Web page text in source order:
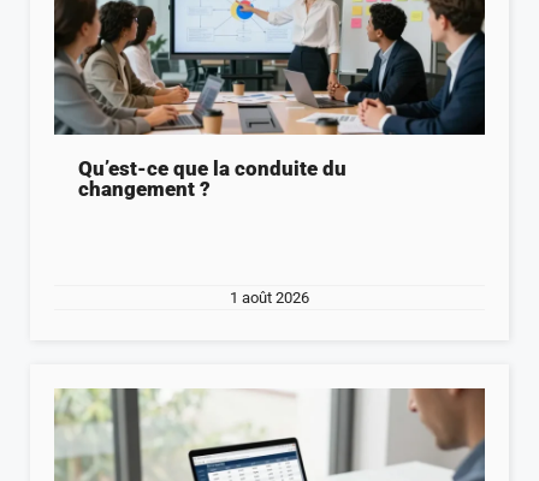
Qu’est-ce que la conduite du
changement ?
1 août 2026